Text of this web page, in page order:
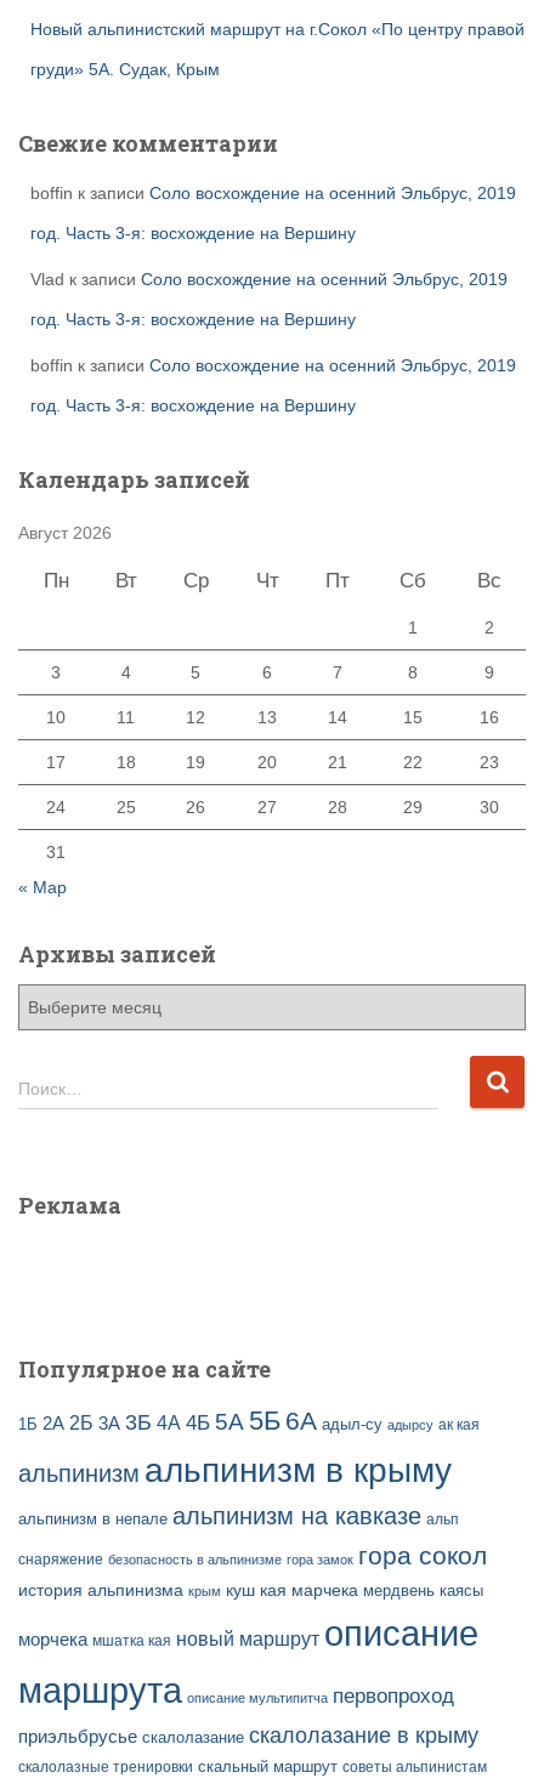
Новый альпинистский маршрут на г.Сокол «По центру правой
груди» 5А. Судак, Крым
Свежие комментарии
boffin к записи Соло восхождение на осенний Эльбрус, 2019
год. Часть 3-я: восхождение на Вершину
Vlad к записи Соло восхождение на осенний Эльбрус, 2019
год. Часть 3-я: восхождение на Вершину
boffin к записи Соло восхождение на осенний Эльбрус, 2019
год. Часть 3-я: восхождение на Вершину
Календарь записей
Август 2026
Пн Вт Ср Чт Пт Сб Вс
1 2
3 4 5 6 7 8 9
10 11 12 13 14 15 16
17 18 19 20 21 22 23
24 25 26 27 28 29 30
31
« Мар
Архивы записей
в
п
Н
а
:
Поиск…
Реклама
Популярное на сайте
1Б 2А 2Б 3А 3Б 4А 4Б 5А 5Б 6А адыл-су адырсу ак кая
альпинизм альпинизм в крыму
альпинизм в непале альпинизм на кавказе альп
снаряжение безопасность в альпинизме гора замок гора сокол
история альпинизма крым куш кая марчека мердвень каясы
морчека мшатка кая новый маршрут описание
маршрута описание мультипитча первопроход
приэльбрусье скалолазание скалолазание в крыму
скалолазные тренировки скальный маршрут советы альпинистам